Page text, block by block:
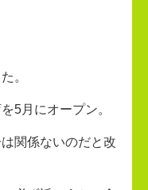
。
5月にオープン。
関係ないのだと改